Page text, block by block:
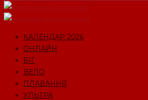
КАЛЕНДАР 2026
ОНЛАЙН
БІГ
ВЕЛО
ПЛАВАННЯ
УЛЬТРА